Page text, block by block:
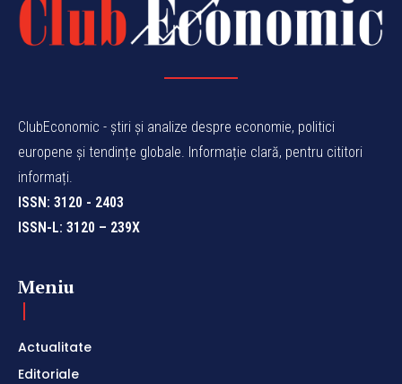
ClubEconomic - știri și analize despre economie, politici
europene și tendințe globale. Informație clară, pentru cititori
informați.
ISSN: 3120 - 2403
ISSN-L: 3120 – 239X
Meniu
Actualitate
Editoriale